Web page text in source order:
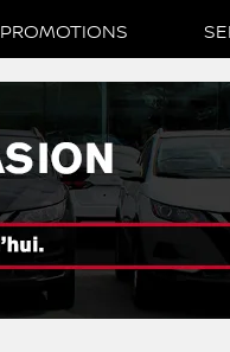
PROMOTIONS